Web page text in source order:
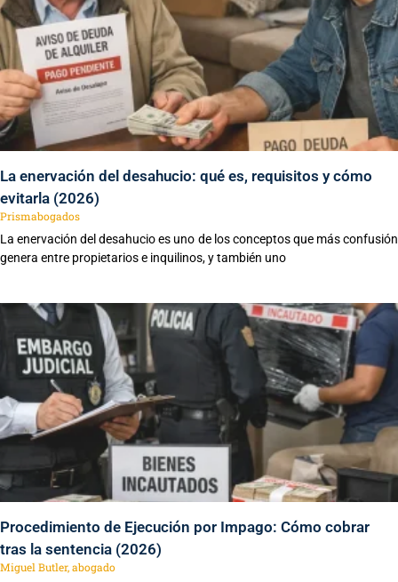
La enervación del desahucio: qué es, requisitos y cómo
evitarla (2026)
Prismabogados
La enervación del desahucio es uno de los conceptos que más confusión
genera entre propietarios e inquilinos, y también uno
Procedimiento de Ejecución por Impago: Cómo cobrar
tras la sentencia (2026)
Miguel Butler, abogado